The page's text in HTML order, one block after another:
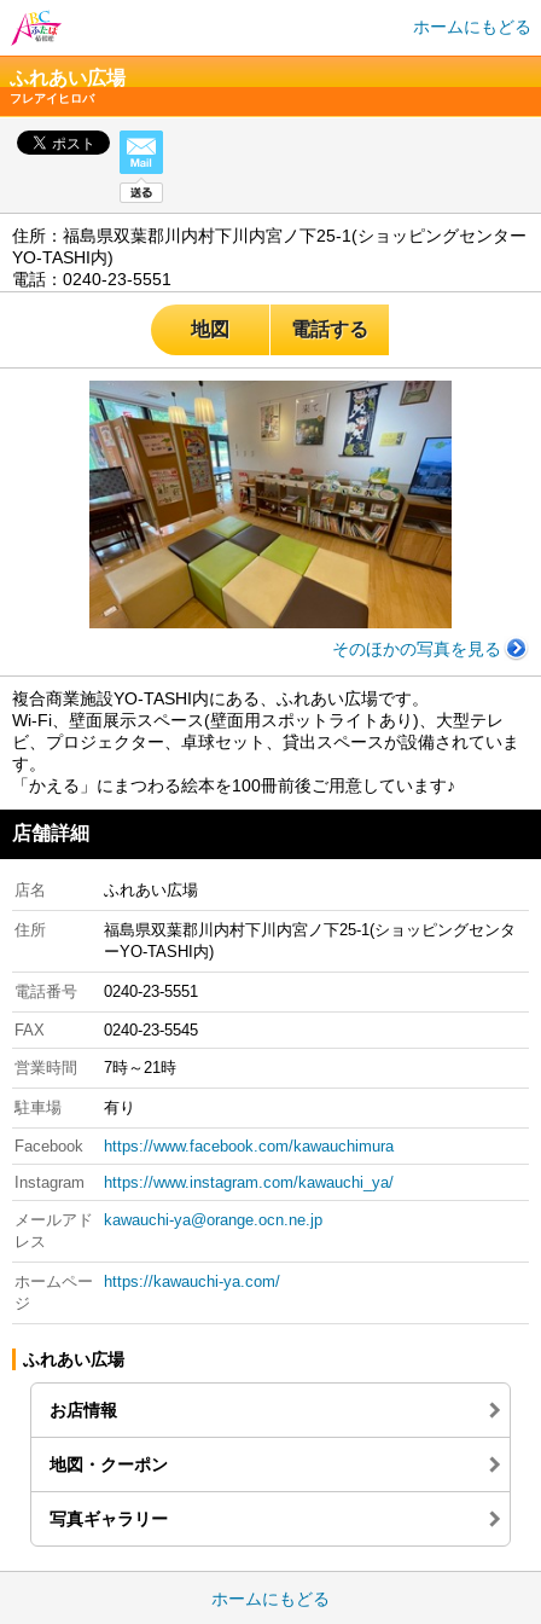
ホームにもどる
ふれあい広場
フレアイヒロバ
住所：福島県双葉郡川内村下川内宮ノ下25-1(ショッピングセンター
YO-TASHI内)
電話：0240-23-5551
地図 電話する
そのほかの写真を見る
複合商業施設YO-TASHI内にある、ふれあい広場です。
Wi-Fi、壁面展示スペース(壁面用スポットライトあり)、大型テレ
ビ、プロジェクター、卓球セット、貸出スペースが設備されていま
す。
「かえる」にまつわる絵本を100冊前後ご用意しています♪
店舗詳細
店名 ふれあい広場
住所
福島県双葉郡川内村下川内宮ノ下25-1(ショッピングセンタ
ーYO-TASHI内)
電話番号 0240-23-5551
FAX 0240-23-5545
営業時間 7時～21時
駐車場 有り
Facebook
https://www.facebook.com/kawauchimura
Instagram
https://www.instagram.com/kawauchi_ya/
メールアド
レス
kawauchi-ya@orange.ocn.ne.jp
ホームペー
ジ
https://kawauchi-ya.com/
ふれあい広場
お店情報
地図・クーポン
写真ギャラリー
ホームにもどる